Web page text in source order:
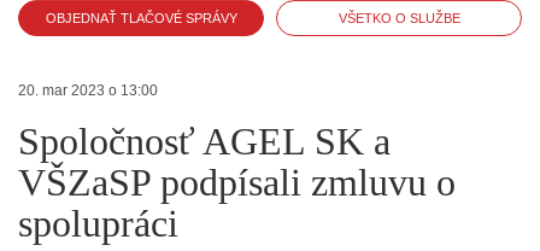
OBJEDNAŤ TLAČOVÉ SPRÁVY VŠETKO O SLUŽBE
20. mar 2023 o 13:00
Spoločnosť AGEL SK a
VŠZaSP podpísali zmluvu o
spolupráci